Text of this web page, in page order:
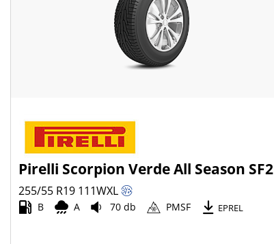
Pirelli Scorpion Verde All Season SF2
255/55 R19 111WXL
B A 70 db PMSF EPREL